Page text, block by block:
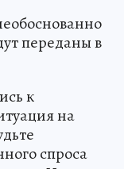
переданы в
к
на
спроса